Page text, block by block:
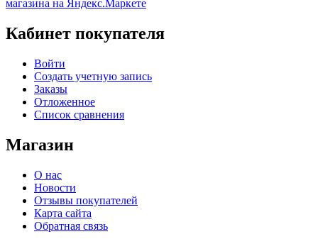
Кабинет покупателя
Войти
Создать учетную запись
Заказы
Отложенное
Список сравнения
Магазин
О нас
Новости
Отзывы покупателей
Карта сайта
Обратная связь